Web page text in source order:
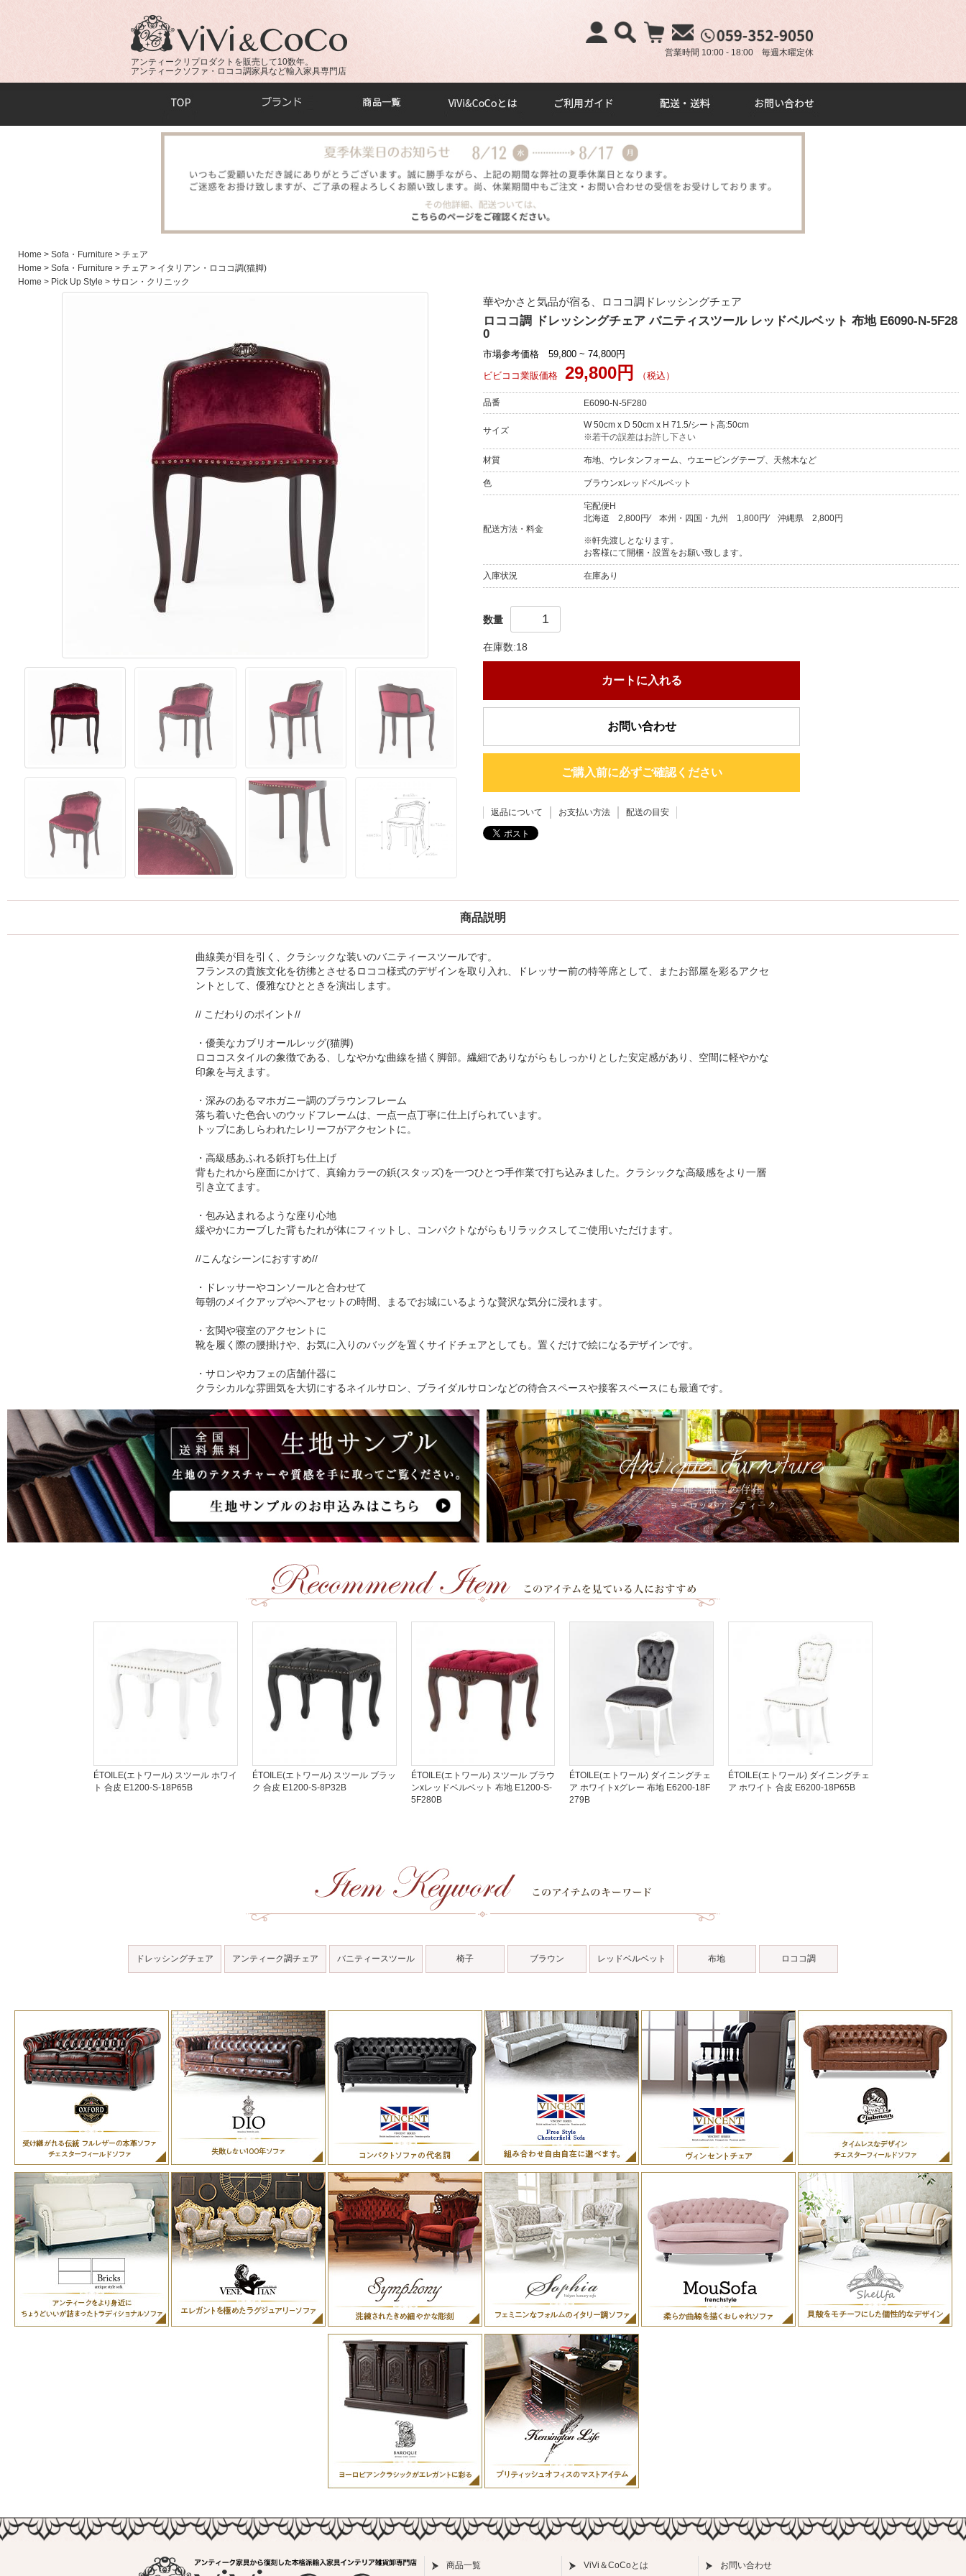
アンティークリプロダクトを販売して10数年。
アンティークソファ・ロココ調家具など輸入家具専門店
営業時間 10:00 - 18:00 毎週木曜定休
Home > Sofa・Furniture > チェア
Home > Sofa・Furniture > チェア > イタリアン・ロココ調(猫脚)
Home > Pick Up Style > サロン・クリニック
華やかさと気品が宿る、ロココ調ドレッシングチェア
ロココ調 ドレッシングチェア バニティスツール レッドベルベット 布地 E6090-N-5F28
0
市場参考価格 59,800 ~ 74,800円
ビビココ業販価格
29,800円 （税込）
品番 E6090-N-5F280
サイズ
W 50cm x D 50cm x H 71.5/シート高:50cm
※若干の誤差はお許し下さい
材質 布地、ウレタンフォーム、ウエービングテープ、天然木など
色 ブラウンxレッドベルベット
配送方法・料金
宅配便H
北海道
2,800円⁄ 本州・四国・九州 1,800円⁄ 沖縄県 2,800円
※軒先渡しとなります。
お客様にて開梱・設置をお願い致します。
入庫状況 在庫あり
数量
在庫数:18
カートに入れる
お問い合わせ
ご購入前に必ずご確認ください
返品について お支払い方法 配送の目安
商品説明
曲線美が目を引く、クラシックな装いのバニティースツールです。
フランスの貴族文化を彷彿とさせるロココ様式のデザインを取り入れ、ドレッサー前の特等席として、またお部屋を彩るアクセ
ントとして、優雅なひとときを演出します。
// こだわりのポイント//
・優美なカブリオールレッグ(猫脚)
ロココスタイルの象徴である、しなやかな曲線を描く脚部。繊細でありながらもしっかりとした安定感があり、空間に軽やかな
印象を与えます。
・深みのあるマホガニー調のブラウンフレーム
落ち着いた色合いのウッドフレームは、一点一点丁寧に仕上げられています。
トップにあしらわれたレリーフがアクセントに。
・高級感あふれる鋲打ち仕上げ
背もたれから座面にかけて、真鍮カラーの鋲(スタッズ)を一つひとつ手作業で打ち込みました。クラシックな高級感をより一層
引き立てます。
・包み込まれるような座り心地
緩やかにカーブした背もたれが体にフィットし、コンパクトながらもリラックスしてご使用いただけます。
//こんなシーンにおすすめ//
・ドレッサーやコンソールと合わせて
毎朝のメイクアップやヘアセットの時間、まるでお城にいるような贅沢な気分に浸れます。
・玄関や寝室のアクセントに
靴を履く際の腰掛けや、お気に入りのバッグを置くサイドチェアとしても。置くだけで絵になるデザインです。
・サロンやカフェの店舗什器に
クラシカルな雰囲気を大切にするネイルサロン、ブライダルサロンなどの待合スペースや接客スペースにも最適です。
ÉTOILE(エトワール) スツール ホワイ
ト 合皮 E1200-S-18P65B
ÉTOILE(エトワール) スツール ブラッ
ク 合皮 E1200-S-8P32B
ÉTOILE(エトワール) スツール ブラウ
ンxレッドベルベット 布地 E1200-S-
5F280B
ÉTOILE(エトワール) ダイニングチェ
ア ホワイトxグレー 布地 E6200-18F
279B
ÉTOILE(エトワール) ダイニングチェ
ア ホワイト 合皮 E6200-18P65B
ドレッシングチェア アンティーク調チェア バニティースツール 椅子 ブラウン レッドベルベット 布地 ロココ調
×
商品一覧 ViVi＆CoCoとは お問い合わせ